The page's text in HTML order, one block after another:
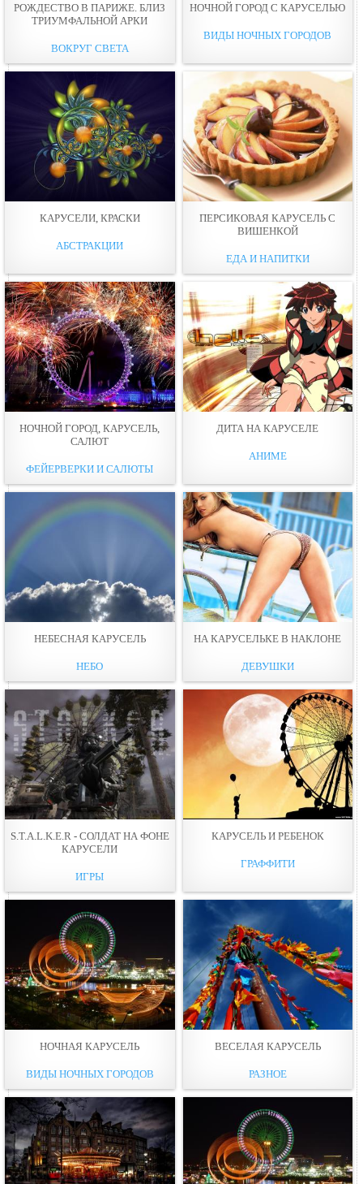
РОЖДЕСТВО В ПАРИЖЕ. БЛИЗ
ТРИУМФАЛЬНОЙ АРКИ
ВОКРУГ СВЕТА
НОЧНОЙ ГОРОД С КАРУСЕЛЬЮ
ВИДЫ НОЧНЫХ ГОРОДОВ
КАРУСЕЛИ, КРАСКИ
АБСТРАКЦИИ
ПЕРСИКОВАЯ КАРУСЕЛЬ С
ВИШЕНКОЙ
ЕДА И НАПИТКИ
НОЧНОЙ ГОРОД, КАРУСЕЛЬ,
САЛЮТ
ФЕЙЕРВЕРКИ И САЛЮТЫ
ДИТА НА КАРУСЕЛЕ
АНИМЕ
НЕБЕСНАЯ КАРУСЕЛЬ
НЕБО
НА КАРУСЕЛЬКЕ В НАКЛОНЕ
ДЕВУШКИ
S.T.A.L.K.E.R - СОЛДАТ НА ФОНЕ
КАРУСЕЛИ
ИГРЫ
КАРУСЕЛЬ И РЕБЕНОК
ГРАФФИТИ
НОЧНАЯ КАРУСЕЛЬ
ВИДЫ НОЧНЫХ ГОРОДОВ
ВЕСЕЛАЯ КАРУСЕЛЬ
РАЗНОЕ